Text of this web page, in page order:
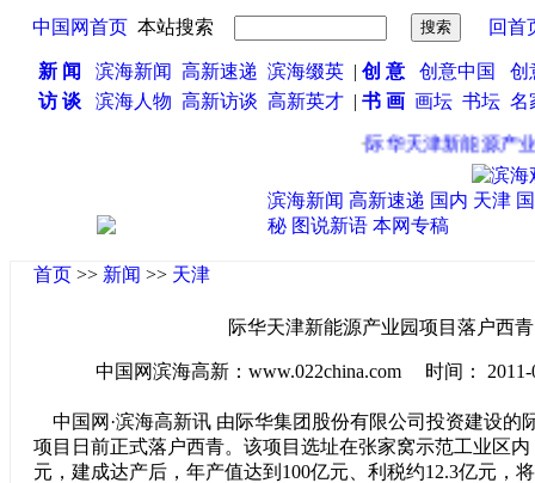
中国网首页 本站搜索 回首
新 闻 滨海新闻 高新速递 滨海缀英| 创 意 创意中国
创
访 谈
滨海人物 高新访谈 高新英才 | 书 画 画坛 书坛 名
际华天津新能源产业
滨海新闻 高新速递 国内 天津
秘 图说新语 本网专稿
首页 >> 新闻 >> 天津
际华天津新能源产业园项目落户西青
中国网滨海高新：www.022china.com 时间： 2011-
中国网·滨海高新讯 由际华集团股份有限公司投资建设的
项目日前正式落户西青。该项目选址在张家窝示范工业区
元，建成达产后，年产值达到100亿元、利税约12.3亿元，